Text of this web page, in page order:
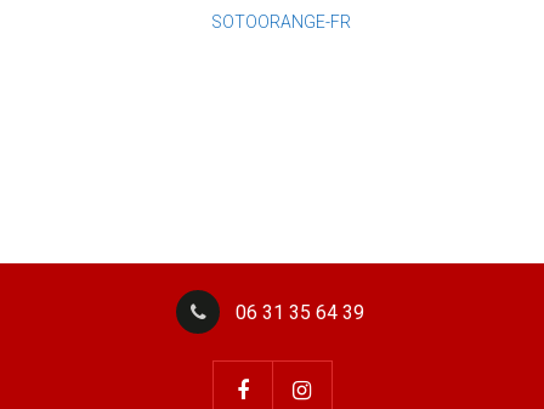
SOTOORANGE-FR
06 31 35 64 39